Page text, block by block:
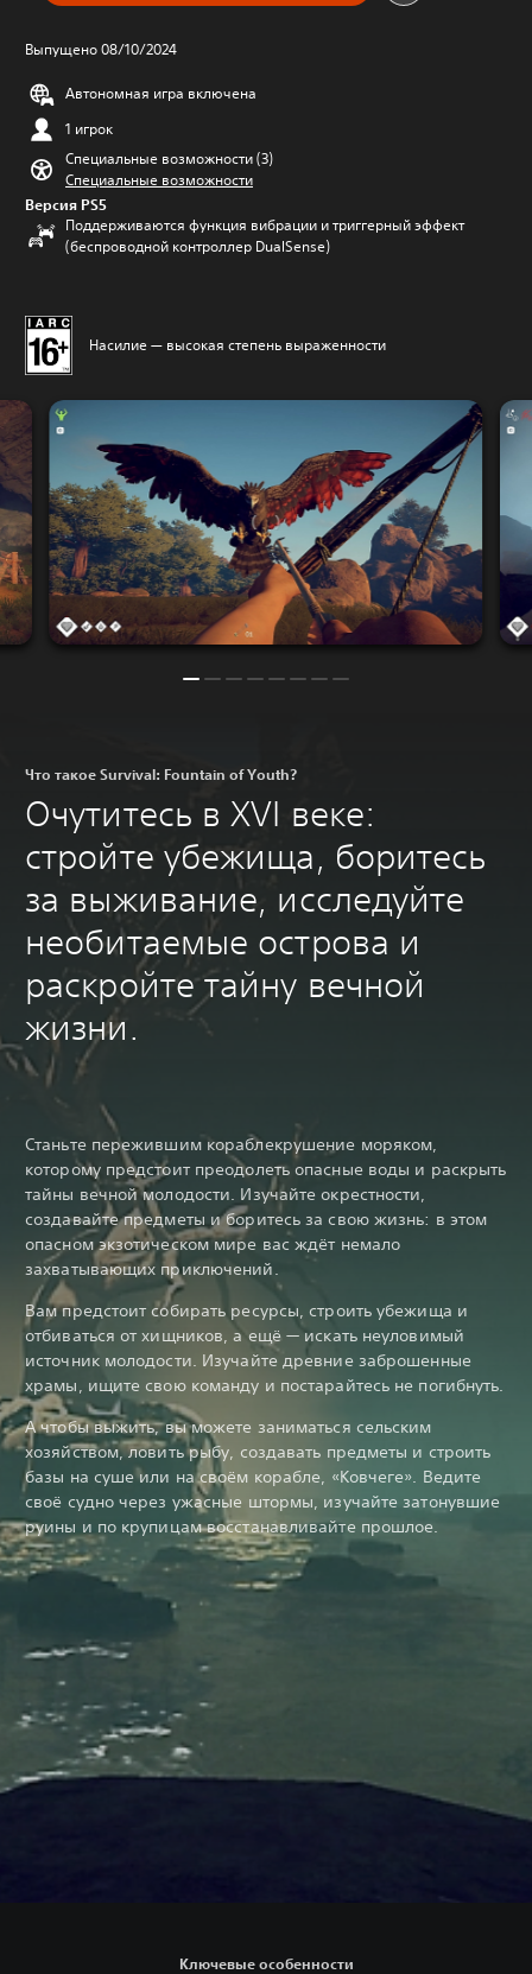
Выпущено 08/10/2024
Автономная игра включена
1 игрок
Специальные возможности (3)
Специальные возможности
Версия PS5
Поддерживаются функция вибрации и триггерный эффект
(беспроводной контроллер DualSense)
Насилие — высокая степень выраженности
Что такое Survival: Fountain of Youth?
Очутитесь в XVI веке:
стройте убежища, боритесь
за выживание, исследуйте
необитаемые острова и
раскройте тайну вечной
жизни.
Станьте пережившим кораблекрушение моряком,
которому предстоит преодолеть опасные воды и раскрыть
тайны вечной молодости. Изучайте окрестности,
создавайте предметы и боритесь за свою жизнь: в этом
опасном экзотическом мире вас ждёт немало
захватывающих приключений.
Вам предстоит собирать ресурсы, строить убежища и
отбиваться от хищников, а ещё — искать неуловимый
источник молодости. Изучайте древние заброшенные
храмы, ищите свою команду и постарайтесь не погибнуть.
А чтобы выжить, вы можете заниматься сельским
хозяйством, ловить рыбу, создавать предметы и строить
базы на суше или на своём корабле, «Ковчеге». Ведите
своё судно через ужасные штормы, изучайте затонувшие
руины и по крупицам восстанавливайте прошлое.
Ключевые особенности